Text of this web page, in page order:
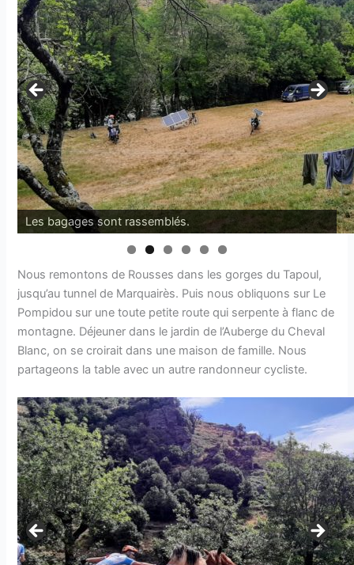
Les bagages sont rassemblés.
Nous remontons de Rousses dans les gorges du Tapoul,
jusqu’au tunnel de Marquairès. Puis nous obliquons sur Le
Pompidou sur une toute petite route qui serpente à flanc de
montagne. Déjeuner dans le jardin de l’Auberge du Cheval
Blanc, on se croirait dans une maison de famille. Nous
partageons la table avec un autre randonneur cycliste.